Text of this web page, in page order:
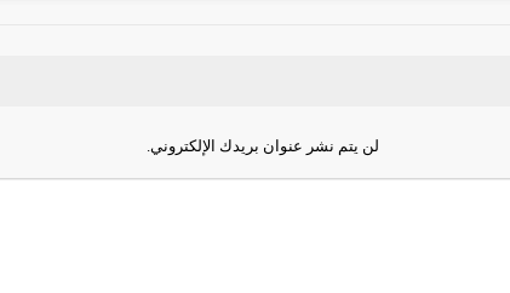
لن يتم نشر عنوان بريدك الإلكتروني.